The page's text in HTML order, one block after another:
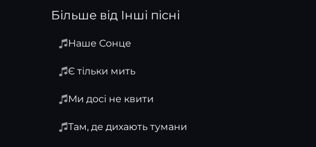
Більше від Інші пісні
Наше Сонце
Є тільки мить
Ми досі не квити
Там, де дихають тумани